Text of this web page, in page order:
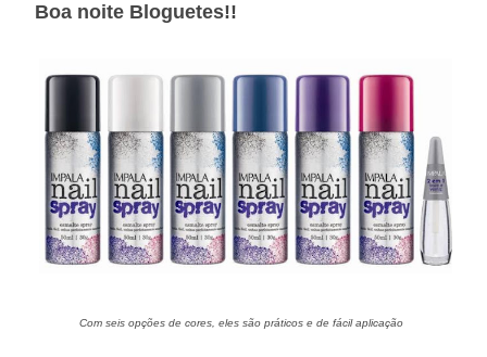
Boa noite Bloguetes!!
Com seis opções de cores, eles são práticos e de fácil aplicação